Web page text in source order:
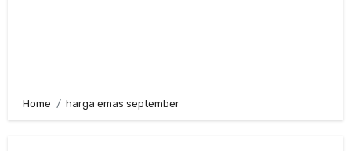
Home harga emas september